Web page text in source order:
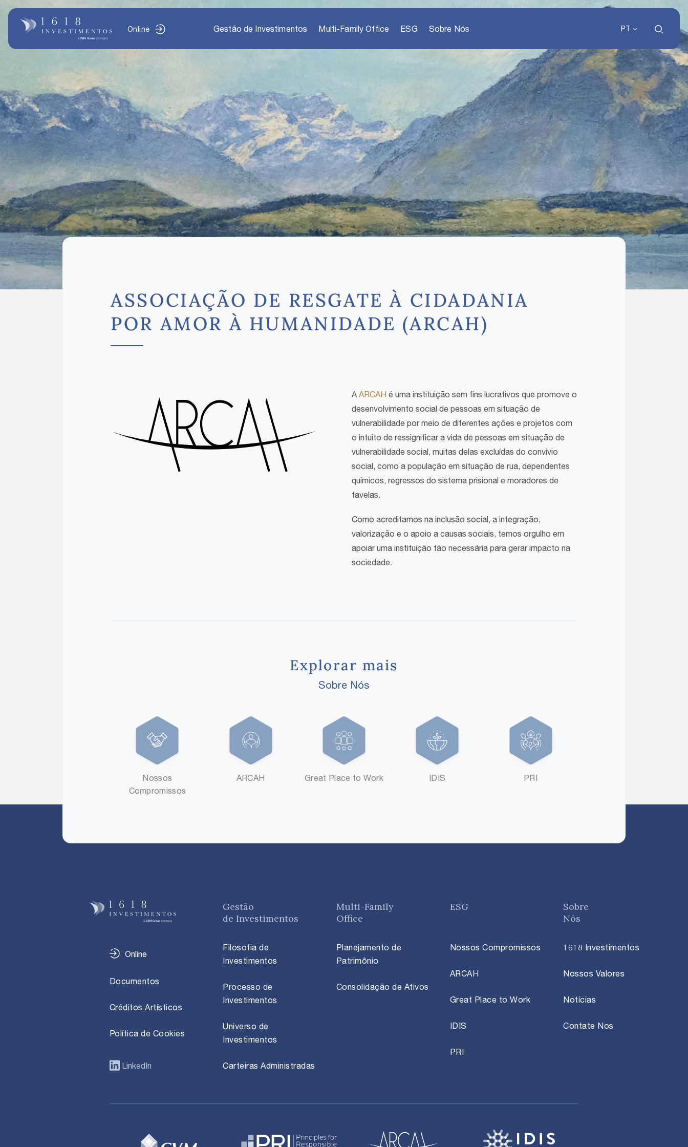
Online Gestão de Investimentos Multi-Family Office ESG Sobre Nós PT
ASSOCIAÇÃO DE RESGATE À CIDADANIA
POR AMOR À HUMANIDADE (ARCAH)
AARCAHé uma instituição sem fins lucrativos que promove o
desenvolvimento social de pessoas em situação de
vulnerabilidade por meio de diferentes ações e projetos com
o intuito de ressignificar a vida de pessoas em situação de
vulnerabilidade social, muitas delas excluídas do convivio
social, como a população em situação de rua, dependentes
químicos, regressos do sistema prisional e moradores de
favelas.
Como acreditamos na inclusão social, a integração,
valorização e o apoio a causas sociais, temos orgulho em
apoiar uma instituição tão necessária para gerar impacto na
sociedade.
Explorar mais
Sobre Nós
Nossos
Compromissos
ARCAH Great Place to Work IDIS PRI
Online
Documentos
Créditos Artísticos
Política de Cookies
LinkedIn
Gestão
de Investimentos
Filosofia de
Investimentos
Processo de
Investimentos
Universo de
Investimentos
Carteiras Administradas
Multi-Family
Office
Planejamento de
Patrimônio
Consolidação de Ativos
ESG
Nossos Compromissos
ARCAH
Great Place to Work
IDIS
PRI
Sobre
Nós
1618 Investimentos
Nossos Valores
Notícias
Contate Nos